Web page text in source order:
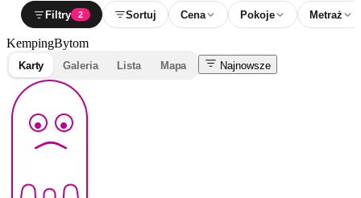
Filtry 2 Sortuj Cena Pokoje Metraż
KempingBytom
Karty Galeria Lista Mapa Najnowsze